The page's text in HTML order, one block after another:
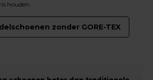
houden.
zonder GORE-TEX